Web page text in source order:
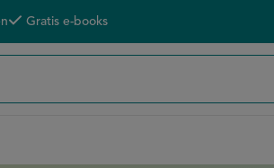
Gratis e-books